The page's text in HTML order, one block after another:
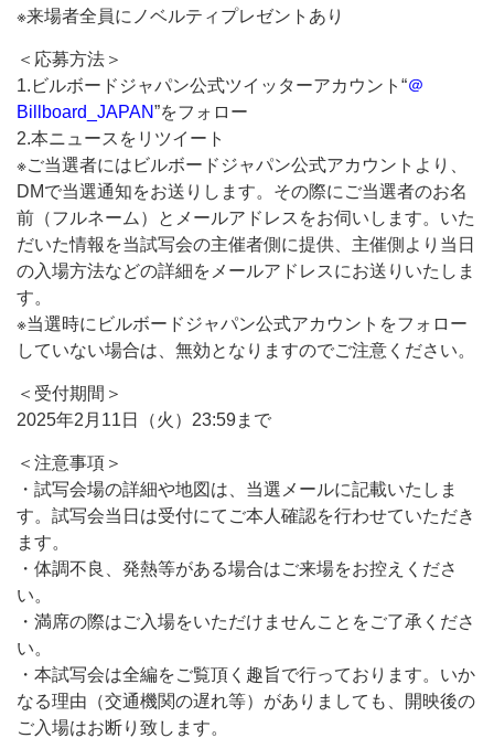
※来場者全員にノベルティプレゼントあり
＜応募方法＞
1.ビルボードジャパン公式ツイッターアカウント“＠
Billboard_JAPAN”をフォロー
2.本ニュースをリツイート
※ご当選者にはビルボードジャパン公式アカウントより、
DMで当選通知をお送りします。その際にご当選者のお名
前（フルネーム）とメールアドレスをお伺いします。いた
だいた情報を当試写会の主催者側に提供、主催側より当日
の入場方法などの詳細をメールアドレスにお送りいたしま
す。
※当選時にビルボードジャパン公式アカウントをフォロー
していない場合は、無効となりますのでご注意ください。
＜受付期間＞
2025年2月11日（火）23:59まで
＜注意事項＞
・試写会場の詳細や地図は、当選メールに記載いたしま
す。試写会当日は受付にてご本人確認を行わせていただき
ます。
・体調不良、発熱等がある場合はご来場をお控えくださ
い。
・満席の際はご入場をいただけませんことをご了承くださ
い。
・本試写会は全編をご覧頂く趣旨で行っております。いか
なる理由（交通機関の遅れ等）がありましても、開映後の
ご入場はお断り致します。